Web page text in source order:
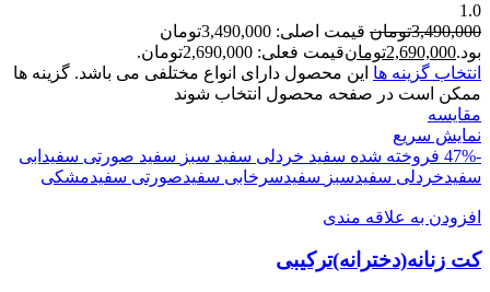
1.0
3,490,000تومان
قیمت اصلی: 3,490,000تومان
بود.2,690,000تومانقیمت فعلی: 2,690,000تومان.
انتخاب گزینه ها این محصول دارای انواع مختلفی می باشد. گزینه ها
ممکن است در صفحه محصول انتخاب شوند
مقايسه
نمایش سریع
-47%
فروخته شده سفید خردلی سفید سبز سفید صورتی سفیدابی
سفیدخردلی سفیدسبز سفیدسرخابی سفیدصورتی سفیدمشکی
افزودن به علاقه مندی
کت زنانه(دخترانه)ترکیبی